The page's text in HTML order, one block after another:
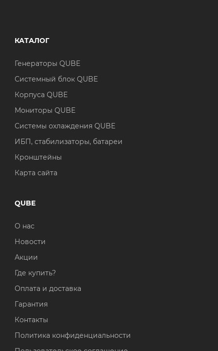
КАТАЛОГ
Генераторы QUBE
Системный блок QUBE
Корпуса QUBE
Мониторы QUBE
Системы охлаждения QUBE
ИБП, стабилизаторы, батареи
Кронштейны
Карта сайта
QUBE
О нас
Новости
Акции
Где купить?
Оплата и доставка
Гарантия
Контакты
Политика конфиденциальности